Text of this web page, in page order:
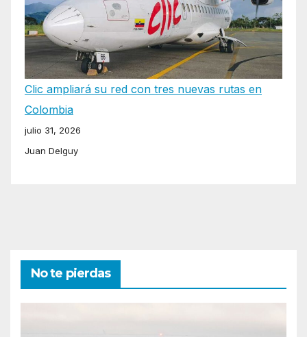
Clic ampliará su red con tres nuevas rutas en
Colombia
julio 31, 2026
Juan Delguy
No te pierdas